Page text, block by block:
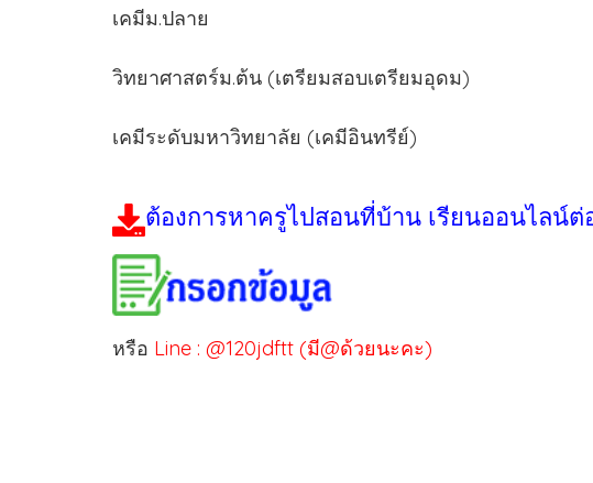
เคมีม.ปลาย
วิทยาศาสตร์ม.ต้น (เตรียมสอบเตรียมอุดม)
เคมีระดับมหาวิทยาลัย (เคมีอินทรีย์)
ต้องการหาครูไปสอนที่บ้าน เรียนออนไลน์
หรือ Line : @120jdftt (มี@ด้วยนะคะ)